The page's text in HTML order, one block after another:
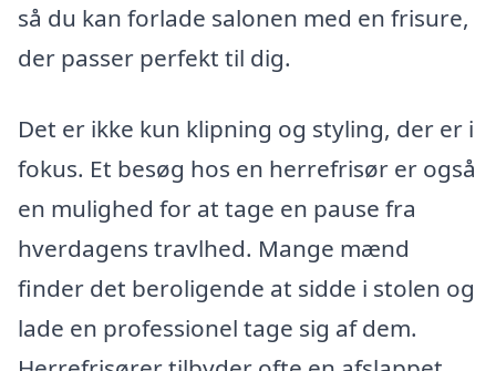
så du kan forlade salonen med en frisure,
der passer perfekt til dig.
Det er ikke kun klipning og styling, der er i
fokus. Et besøg hos en herrefrisør er også
en mulighed for at tage en pause fra
hverdagens travlhed. Mange mænd
finder det beroligende at sidde i stolen og
lade en professionel tage sig af dem.